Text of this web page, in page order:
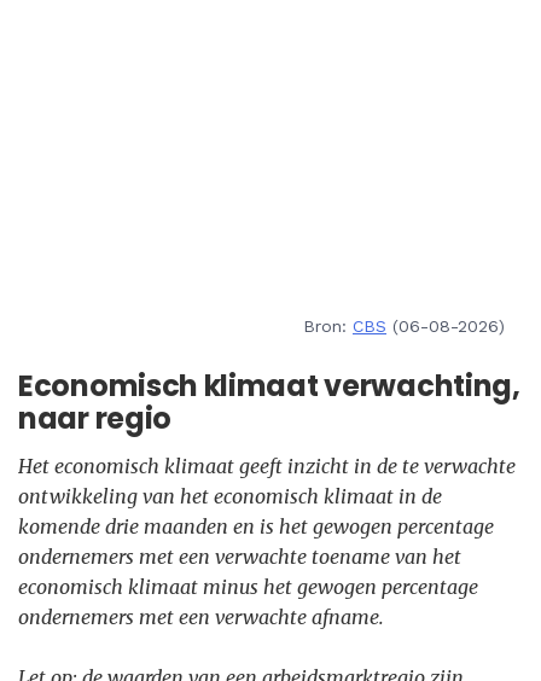
Bron: CBS (06-08-2026)
Economisch klimaat verwachting,
naar regio
Het economisch klimaat geeft inzicht in de te verwachte
ontwikkeling van het economisch klimaat in de
komende drie maanden en is het gewogen percentage
ondernemers met een verwachte toename van het
economisch klimaat minus het gewogen percentage
ondernemers met een verwachte afname.